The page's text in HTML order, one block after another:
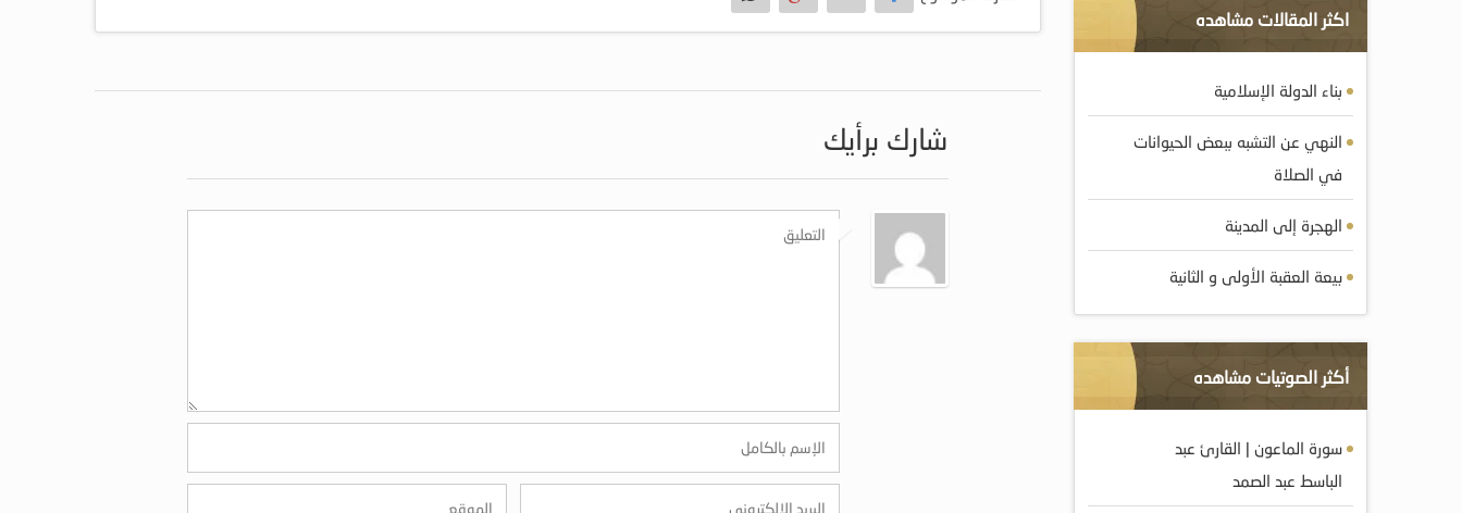
شارك برأيك
اكثر المقالات مشاهده
بناء الدولة الإسلامية
النهي عن التشبه ببعض الحيوانات
في الصلاة
الهجرة إلى المدينة
بيعة العقبة الأولى و الثانية
أكثر الصوتيات مشاهده
سورة الماعون | القارئ عبد
الباسط عبد الصمد